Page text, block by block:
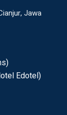
Jawa
Edotel)